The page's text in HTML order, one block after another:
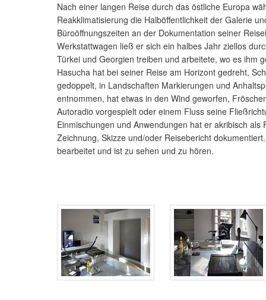
Nach einer langen Reise durch das östliche Europa
Reakklimatisierung die Halböffentlichkeit der Galerie
Büroöffnungszeiten an der Dokumentation seiner
Werkstattwagen ließ er sich ein halbes Jahr ziellos
Türkei und Georgien treiben und arbeitete, wo es ihm
Hasucha hat bei seiner Reise am Horizont gedreht,
gedoppelt, in Landschaften Markierungen und
entnommen, hat etwas in den Wind geworfen,
Autoradio vorgespielt oder einem Fluss seine
Einmischungen und Anwendungen hat er akribisch als
Zeichnung, Skizze und/oder Reisebericht
bearbeitet und ist zu sehen und zu hören.